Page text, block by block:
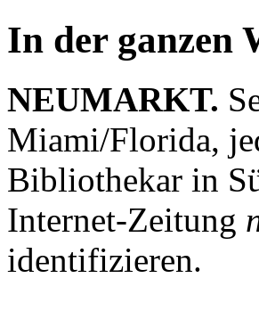
In der ganzen
NEUMARKT.
Miami/Florida,
Bibliothekar in
Internet-Zeitung
identifizieren.